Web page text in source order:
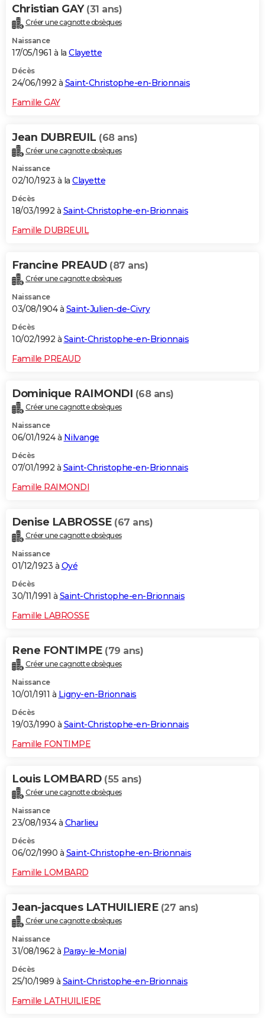
Christian GAY (31 ans)
Créer une cagnotte obsèques
Naissance
17/05/1961 à la Clayette
Décès
24/06/1992 à Saint-Christophe-en-Brionnais
Famille GAY
Jean DUBREUIL (68 ans)
Créer une cagnotte obsèques
Naissance
02/10/1923 à la Clayette
Décès
18/03/1992 à Saint-Christophe-en-Brionnais
Famille DUBREUIL
Francine PREAUD (87 ans)
Créer une cagnotte obsèques
Naissance
03/08/1904 à Saint-Julien-de-Civry
Décès
10/02/1992 à Saint-Christophe-en-Brionnais
Famille PREAUD
Dominique RAIMONDI (68 ans)
Créer une cagnotte obsèques
Naissance
06/01/1924 à Nilvange
Décès
07/01/1992 à Saint-Christophe-en-Brionnais
Famille RAIMONDI
Denise LABROSSE (67 ans)
Créer une cagnotte obsèques
Naissance
01/12/1923 à Oyé
Décès
30/11/1991 à Saint-Christophe-en-Brionnais
Famille LABROSSE
Rene FONTIMPE (79 ans)
Créer une cagnotte obsèques
Naissance
10/01/1911 à Ligny-en-Brionnais
Décès
19/03/1990 à Saint-Christophe-en-Brionnais
Famille FONTIMPE
Louis LOMBARD (55 ans)
Créer une cagnotte obsèques
Naissance
23/08/1934 à Charlieu
Décès
06/02/1990 à Saint-Christophe-en-Brionnais
Famille LOMBARD
Jean-jacques LATHUILIERE (27 ans)
Créer une cagnotte obsèques
Naissance
31/08/1962 à Paray-le-Monial
Décès
25/10/1989 à Saint-Christophe-en-Brionnais
Famille LATHUILIERE